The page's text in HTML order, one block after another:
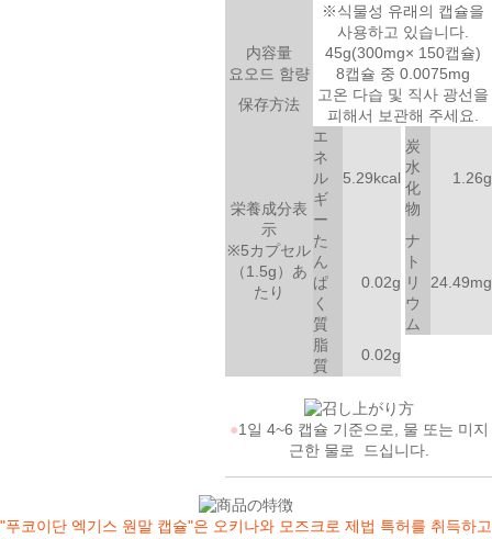
※식물성 유래의 캡슐을
사용하고 있습니다.
内容量
45g(300mg× 150캡슐)
요오드 함량
8캡슐 중 0.0075mg
保存方法
고온 다습 및 직사 광선을
피해서 보관해 주세요.
栄養成分表
示
※5カプセル
（1.5g）あ
たり
エ
ネ
ル
ギ
ー
5.29kcal
炭
水
化
物
1.26g
た
ん
ぱ
く
質
0.02g
ナ
ト
リ
ウ
ム
24.49mg
脂
質
0.02g
●1일 4~6 캡슐 기준으로, 물 또는 미지
근한 물로 드십니다.
"푸코이단 엑기스 원말 캡슐"은 오키나와 모즈크로 제법 특허를 취득하고